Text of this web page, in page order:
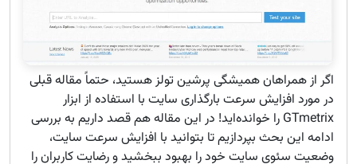
اگر از همراهان همیشگی پرشین تولز هستید، حتماً مقاله قبلی
در مورد افزایش سرعت بارگذاری سایت با استفاده از ابزار
GTmetrix را خوانده‌اید! در این مقاله هم قصد داریم به بررسی
ادامه این بحث بپردازیم تا بتوانید با افزایش سرعت سایت،
وضعیت سئوی سایت خود را بهبود ببخشید و رضایت کاربران را